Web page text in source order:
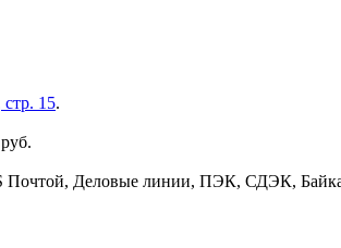
стр. 15.
Почтой, Деловые линии, ПЭК, СДЭК,